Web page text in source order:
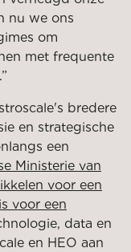
nu we ons
om
met frequente
bredere
en strategische
een
Ministerie van
voor een
voor een
data en
en HEO aan